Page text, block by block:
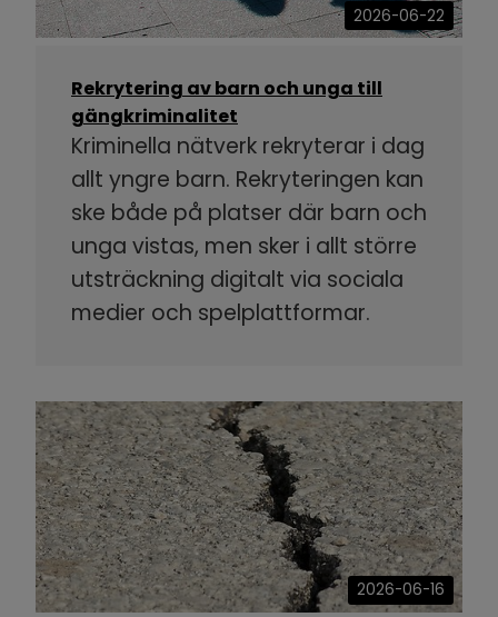
2026-06-22
Rekrytering av barn och unga till
gängkriminalitet
Kriminella nätverk rekryterar i dag
allt yngre barn. Rekryteringen kan
ske både på platser där barn och
unga vistas, men sker i allt större
utsträckning digitalt via sociala
medier och spelplattformar.
2026-06-16